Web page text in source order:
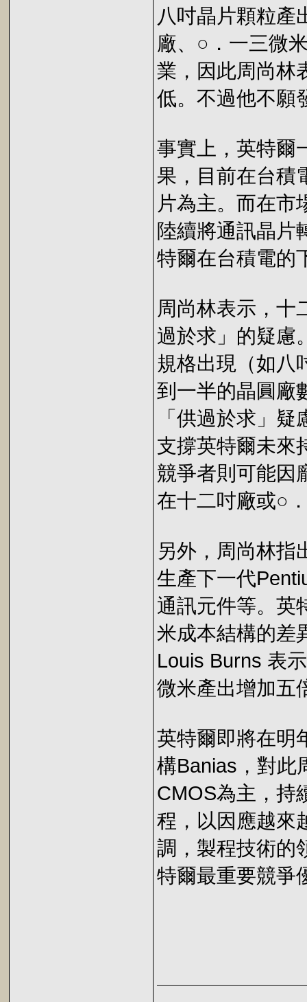
八吋晶片顆粒產
廠、○．一三微
業，因此周尚林
低。不過他不願
事實上，英特爾
果，目前在台積
片為主。而在市
陸續將通訊晶片
特爾在台積電的
周尚林表示，十
過於求」的疑慮
規格出現（如八
到一半的晶圓廠
「供過於求」
支撐英特爾未來
競爭者則可能因
在十二吋廠或○
另外，周尚林指
生產下一代
通訊元件等。英
米成本結構的差
Louis Burns 表
微米產出增加五
英特爾即將在明
構Banias，對此
CMOS為主，持
程，以因應越來
調，製程技術的
特爾最重要競爭